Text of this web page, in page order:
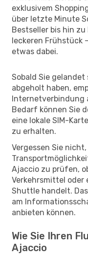
exklusivem
über letzte Minute
Bestseller bis hin zu
leckeren Frühstück
etwas dabei.
Sobald Sie
abgeholt haben,
Internetverbindung
Bedarf können Sie
eine lokale SIM-
zu erhalten.
Vergessen Sie
Ajaccio zu prüfen,
Verkehrsmittel oder
Shuttle handelt.
am
anbieten können.
Wie Sie Ihren
Ajaccio